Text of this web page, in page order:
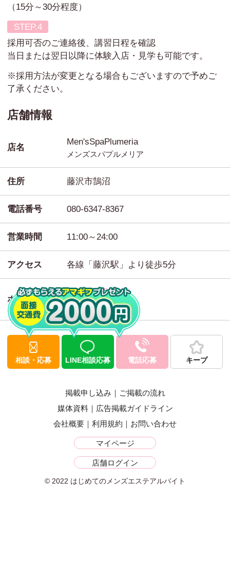
（15分～30分程度）
採用可否のご連絡後、講習日程を確認
当日または翌日以降に体験入店・見学も可能です。
※採用方法が変更となる場合もございますので予めご
了承ください。
店舗情報
店名
Men'sSpaPlumeria
メンズスパプルメリア
住所 藤沢市鵠沼
電話番号 080-6347-8367
営業時間 11:00～24:00
アクセス 各線「藤沢駅」より徒歩5分
ホームページ
お店の求人HP
お店のHP
相談・応募 LINE相談応募 電話応募 キープ
掲載申し込み
ご掲載の流れ
媒体資料
広告掲載ガイドライン
会社概要
利用規約 お問い合わせ
マイページ
店舗ログイン
© 2022 はじめてのメンズエステアルバイト